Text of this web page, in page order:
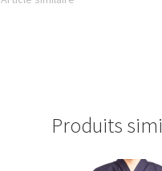
Produits